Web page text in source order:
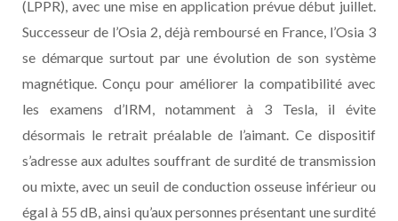
(LPPR), avec une mise en application prévue début juillet.
Successeur de l’Osia 2, déjà remboursé en France, l’Osia 3
se démarque surtout par une évolution de son système
magnétique. Conçu pour améliorer la compatibilité avec
les examens d’IRM, notamment à 3 Tesla, il évite
désormais le retrait préalable de l’aimant. Ce dispositif
s’adresse aux adultes souffrant de surdité de transmission
ou mixte, avec un seuil de conduction osseuse inférieur ou
égal à 55 dB, ainsi qu’aux personnes présentant une surdité